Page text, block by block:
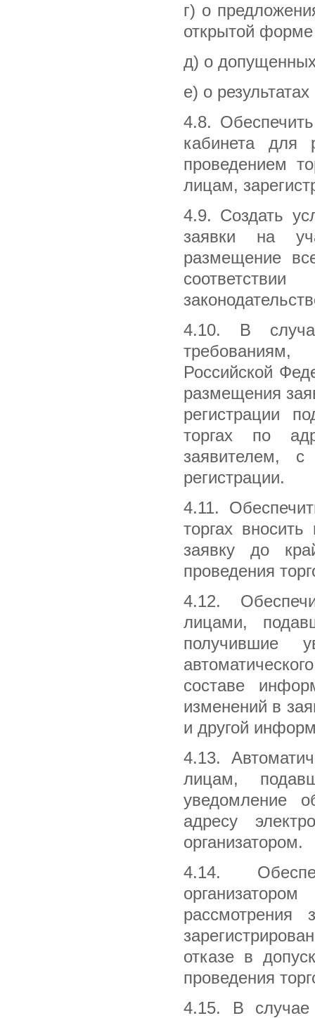
г) о
открытой
д) о допущенных
е) о
4.8.
кабинета для
проведением
лицам,
4.9. Создать
заявки на
размещение
4.10. В
требованиям,
Российской
размещения
регистрации
торгах по
заявителем,
регистрации.
4.11.
торгах
заявку до
проведения
4.12.
лицами,
получившие
составе
изменений в
и другой
4.13.
лицам,
уведомление
адресу
организатором.
4.14.
рассмотрения
отказе в
проведения
4.15. В случае